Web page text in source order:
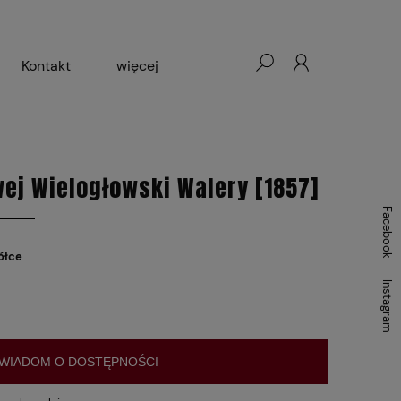
Kontakt więcej
Wielogłowski Walery [1857]
O DOSTĘPNOŚCI
Facebook
Instagram